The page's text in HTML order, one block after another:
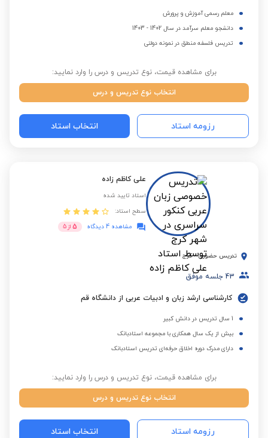
معلم رسمی آموزش و پرورش
دانشجو معلم سرآمد در سال 1402 - 1403
تدریس فلسفه منطق در نمونه دولتی
برای مشاهده قیمت، نوع تدریس و درس را وارد نمایید:
انتخاب نوع تدریس و درس
رزومه استاد انتخاب استاد
علی کاظم زاده
استاد تایید شده
سطح استاد:
مشاهده 4 دیدگاه
5 از 5
تدریس حضوری - کرج
43 جلسه موفق
کارشناسی ارشد زبان و ادبیات عربی از دانشگاه قم
1 سال تدریس در دانش کبیر
بیش از یک سال همکاری با مجموعه استادبانک
دارای مدرک دوره اخلاق حرفه‌ای تدریس استادبانک
برای مشاهده قیمت، نوع تدریس و درس را وارد نمایید:
انتخاب نوع تدریس و درس
رزومه استاد انتخاب استاد